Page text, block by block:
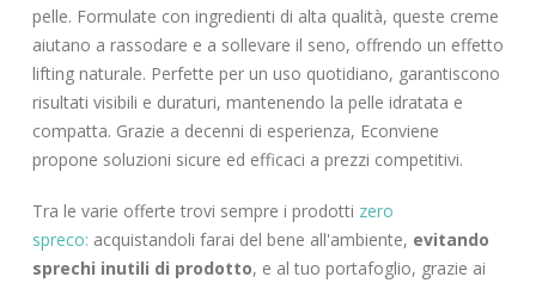
pelle. Formulate con ingredienti di alta qualità, queste creme
aiutano a rassodare e a sollevare il seno, offrendo un effetto
lifting naturale. Perfette per un uso quotidiano, garantiscono
risultati visibili e duraturi, mantenendo la pelle idratata e
compatta. Grazie a decenni di esperienza, Econviene
propone soluzioni sicure ed efficaci a prezzi competitivi.
Tra le varie offerte trovi sempre i prodotti zero
spreco: acquistandoli farai del bene all'ambiente, evitando
sprechi inutili di prodotto, e al tuo portafoglio, grazie ai